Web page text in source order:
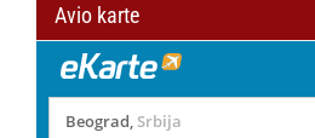
Avio karte
Beograd, Srbija